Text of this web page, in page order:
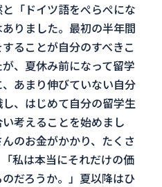
「ドイツ語をぺらぺにな
りました。最初の半年間
ることが自分のすべきこ
、夏休み前になって留学
あまり伸びていない自分
、はじめて自分の留学生
考えることを始めまし
のお金がかかり、たくさ
私は本当にそれだけの価
だろうか。」夏以降はひ